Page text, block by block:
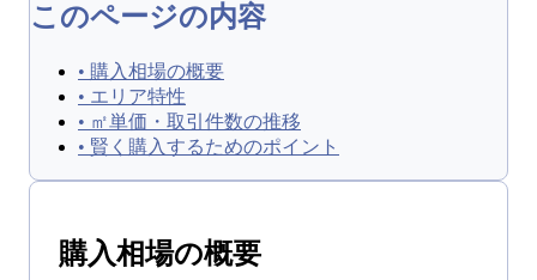
このページの内容
• 購入相場の概要
• エリア特性
• ㎡単価・取引件数の推移
• 賢く購入するためのポイント
購入相場の概要